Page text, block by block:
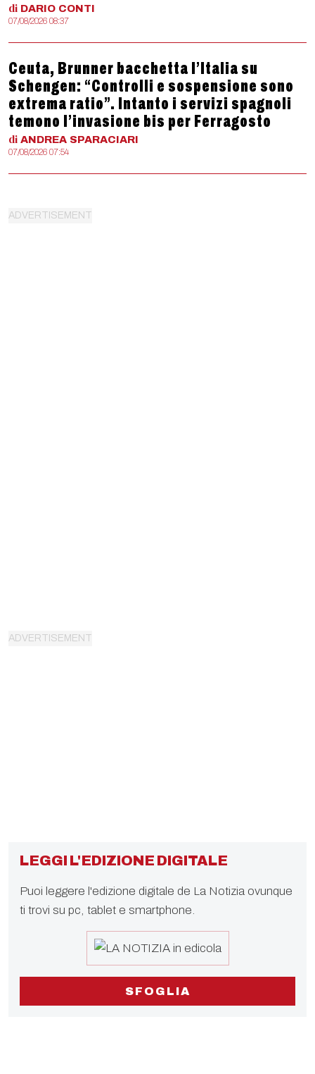
di DARIO CONTI
07/08/2026 08:37
Ceuta, Brunner bacchetta l’Italia su
Schengen: “Controlli e sospensione sono
extrema ratio”. Intanto i servizi spagnoli
temono l’invasione bis per Ferragosto
di ANDREA SPARACIARI
07/08/2026 07:54
LEGGI L'EDIZIONE DIGITALE
Puoi leggere l'edizione digitale de La Notizia ovunque
ti trovi su pc, tablet e smartphone.
SFOGLIA